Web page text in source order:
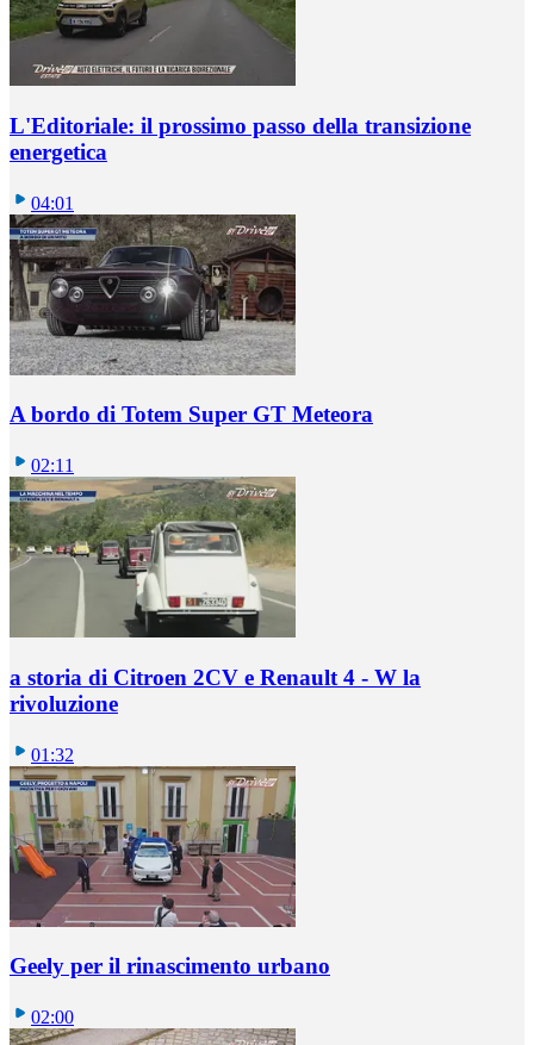
L'Editoriale: il prossimo passo della transizione
energetica
04:01
A bordo di Totem Super GT Meteora
02:11
a storia di Citroen 2CV e Renault 4 - W la
rivoluzione
01:32
Geely per il rinascimento urbano
02:00